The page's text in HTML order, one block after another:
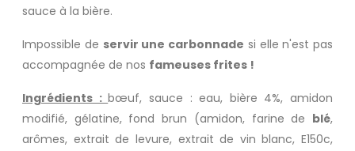
sauce à la bière.
Impossible de servir une carbonnade si elle n'est pas
accompagnée de nos fameuses frites !
Ingrédients :bœuf, sauce : eau, bière 4%, amidon
modifié, gélatine, fond brun (amidon, farine de blé,
arômes, extrait de levure, extrait de vin blanc, E150c,